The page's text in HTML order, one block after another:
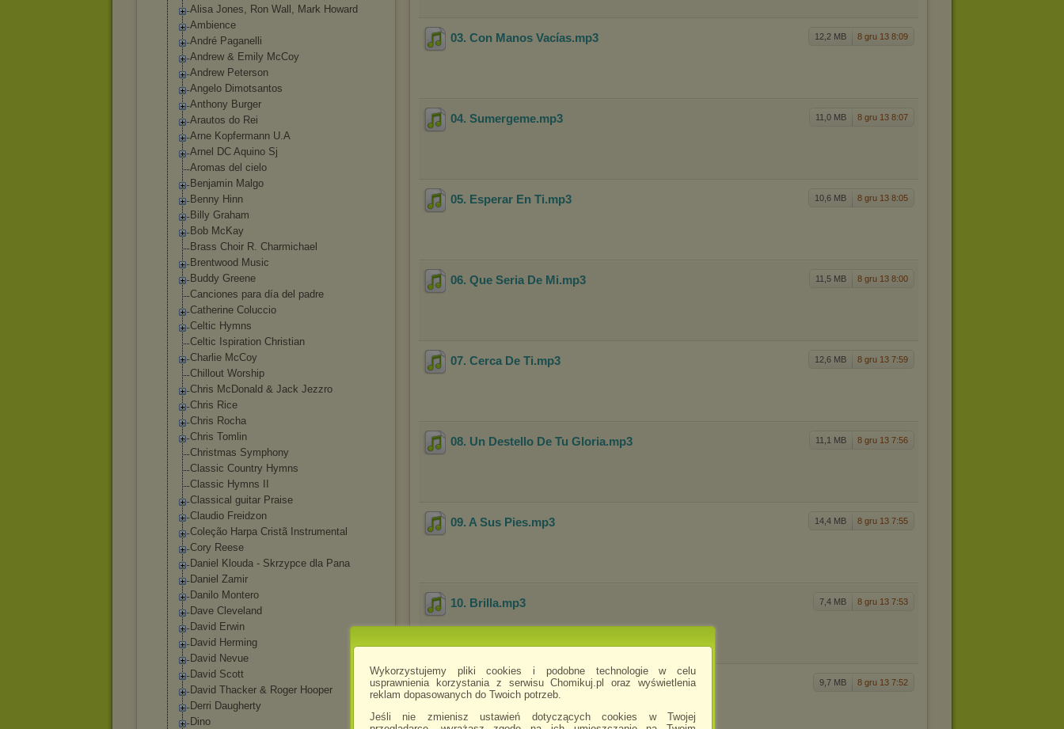
Wykorzystujemy pliki cookies i podobne technologie w celu
usprawnienia korzystania z serwisu Chomikuj.pl oraz wyświetlenia
reklam dopasowanych do Twoich potrzeb.
Jeśli nie zmienisz ustawień dotyczących cookies w Twojej
Alisa Jones, Ron Wall, Mark Howard
Ambience
André Paganelli
Andrew & Emily McCoy
Andrew Peterson
Angelo Dimotsantos
Anthony Burger
Arautos do Rei
Arne Kopfermann U.A
Arnel DC Aquino Sj
Aromas del cielo
Benjamin Malgo
Benny Hinn
Billy Graham
Bob McKay
Brass Choir R. Charmichael
Brentwood Music
Buddy Greene
Canciones para día del padre
Catherine Coluccio
Celtic Hymns
Celtic Ispiration Christian
Charlie McCoy
Chillout Worship
Chris McDonald & Jack Jezzro
Chris Rice
Chris Rocha
Chris Tomlin
Christmas Symphony
Classic Country Hymns
Classic Hymns II
Classical guitar Praise
Claudio Freidzon
Coleção Harpa Cristã Instrumental
Cory Reese
Daniel Klouda - Skrzypce dla Pana
Daniel Zamir
Danilo Montero
Dave Cleveland
David Erwin
David Herming
David Nevue
David Scott
David Thacker & Roger Hooper
Derri Daugherty
Dino
12,2 MB 8 gru 13 8:09
03. Con Manos Vacías.mp3
11,0 MB 8 gru 13 8:07
04. Sumergeme.mp3
10,6 MB 8 gru 13 8:05
05. Esperar En Ti.mp3
11,5 MB 8 gru 13 8:00
06. Que Seria De Mi.mp3
12,6 MB 8 gru 13 7:59
07. Cerca De Ti.mp3
11,1 MB 8 gru 13 7:56
08. Un Destello De Tu Gloria.mp3
14,4 MB 8 gru 13 7:55
09. A Sus Pies.mp3
7,4 MB 8 gru 13 7:53
10. Brilla.mp3
9,7 MB 8 gru 13 7:52
11. Soplando Vida .mp3